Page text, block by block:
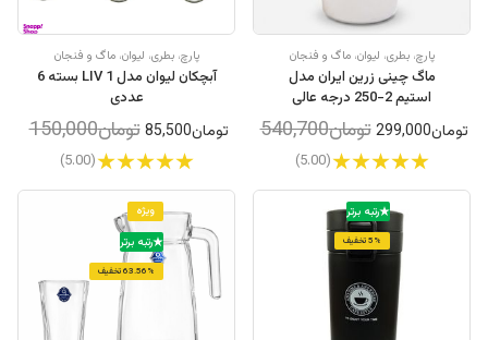
پارچ، بطری، لیوان، ماگ و فنجان
ماگ چینی زرین ایران مدل
استیم 2-250 درجه عالی
تومان299,000 تومان540,700
(5.00)
پارچ، بطری، لیوان، ماگ و فنجان
آبچکان لیوان مدل LIV 1 بسته 6
عددی
تومان85,500 تومان150,000
(5.00)
رتبه برتر
5% تخفیف
ویژه
رتبه برتر
63.56% تخفیف